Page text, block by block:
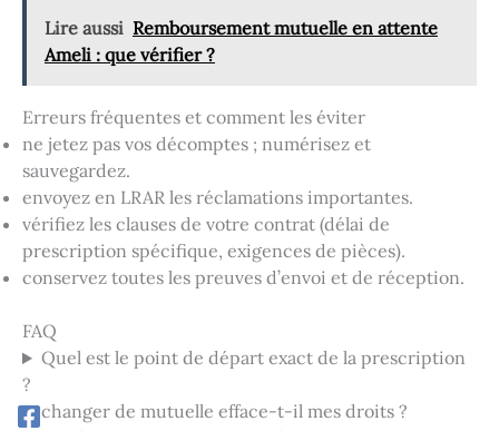
Lire aussi Remboursement mutuelle en attente
Ameli : que vérifier ?
Erreurs fréquentes et comment les éviter
ne jetez pas vos décomptes ; numérisez et
sauvegardez.
envoyez en LRAR les réclamations importantes.
vérifiez les clauses de votre contrat (délai de
prescription spécifique, exigences de pièces).
conservez toutes les preuves d’envoi et de réception.
FAQ
Quel est le point de départ exact de la prescription
?
changer de mutuelle efface-t-il mes droits ?